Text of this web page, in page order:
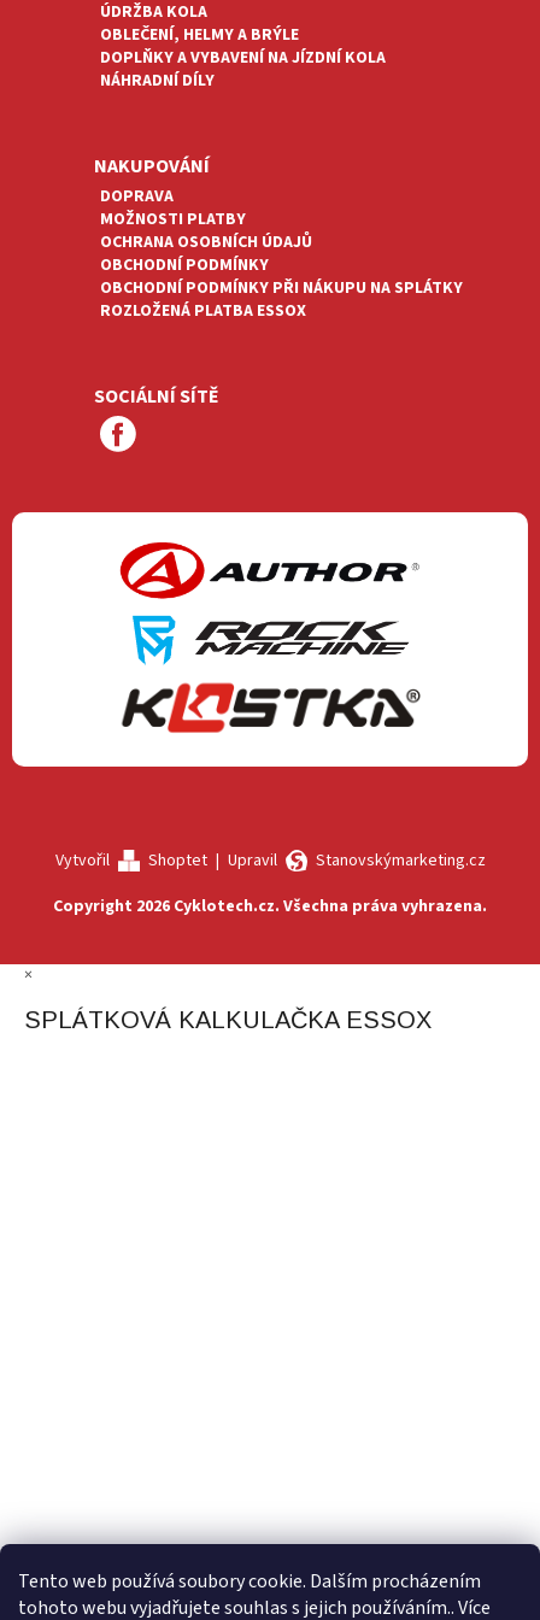
Tento web používá soubory cookie. Dalším procházením
tohoto webu vyjadřujete souhlas s jejich používáním.. Více
ÚDRŽBA KOLA
OBLEČENÍ, HELMY A BRÝLE
DOPLŇKY A VYBAVENÍ NA JÍZDNÍ KOLA
NÁHRADNÍ DÍLY
NAKUPOVÁNÍ
DOPRAVA
MOŽNOSTI PLATBY
OCHRANA OSOBNÍCH ÚDAJŮ
OBCHODNÍ PODMÍNKY
OBCHODNÍ PODMÍNKY PŘI NÁKUPU NA SPLÁTKY
ROZLOŽENÁ PLATBA ESSOX
SOCIÁLNÍ SÍTĚ
Vytvořil Shoptet| Upravil
Stanovskýmarketing.cz
Copyright 2026 Cyklotech.cz. Všechna práva vyhrazena.
×
SPLÁTKOVÁ KALKULAČKA ESSOX